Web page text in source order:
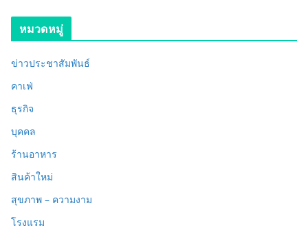
หมวดหมู่
ข่าวประชาสัมพันธ์
คาเฟ่
ธุรกิจ
บุคคล
ร้านอาหาร
สินค้าใหม่
สุขภาพ – ความงาม
โรงแรม